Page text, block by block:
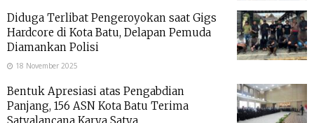
Diduga Terlibat Pengeroyokan saat Gigs
Hardcore di Kota Batu, Delapan Pemuda
Diamankan Polisi
18 November 2025
Bentuk Apresiasi atas Pengabdian
Panjang, 156 ASN Kota Batu Terima
Satyalancana Karya Satya